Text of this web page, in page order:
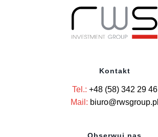
Kontakt
Tel.: +48 (58) 342 29 46
Mail: biuro@rwsgroup.pl
Obserwuj nas